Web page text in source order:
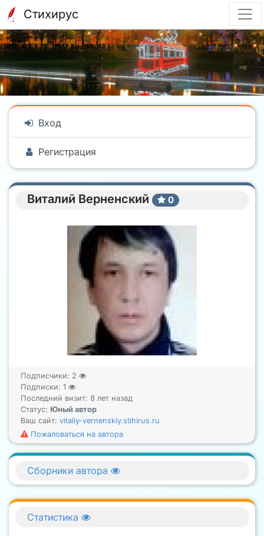
Стихирус
Вход
Регистрация
Виталий Верненский 0
Подписчики: 2
Подписки: 1
Последний визит: 8 лет назад
Статус: Юный автор
Ваш сайт: vitaliy-vernenskiy.stihirus.ru
Пожаловаться на автора
Сборники автора
Статистика